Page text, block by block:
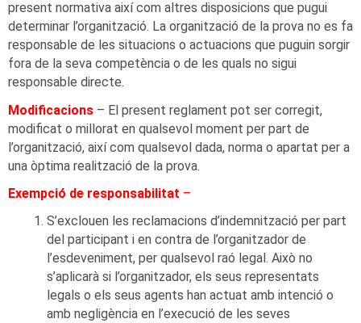
present normativa així com altres disposicions que pugui
determinar l’organització. La organització de la prova no es fa
responsable de les situacions o actuacions que puguin sorgir
fora de la seva competència o de les quals no sigui
responsable directe.
Modificacions – El present reglament pot ser corregit,
modificat o millorat en qualsevol moment per part de
l’organització, així com qualsevol dada, norma o apartat per a
una òptima realització de la prova.
Exempció de responsabilitat –
S’exclouen les reclamacions d’indemnització per part
del participant i en contra de l’organitzador de
l’esdeveniment, per qualsevol raó legal. Això no
s’aplicarà si l’organitzador, els seus representats
legals o els seus agents han actuat amb intenció o
amb negligència en l’execució de les seves